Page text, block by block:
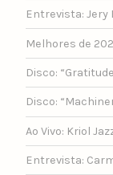
Entrevista: Jery
Melhores de
Disco:
Disco:
Ao Vivo: Kriol
Entrevista: